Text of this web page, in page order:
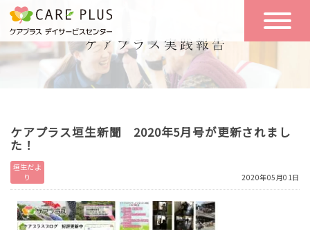
こんな方に
おすすめ
一日の流れ
一日体験
空き状況
ケアプラス垣生新聞 2020年5月号が更新されまし
た！
垣生だよ
り
2020年05月01日